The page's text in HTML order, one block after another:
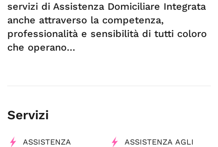
servizi di Assistenza Domiciliare Integrata
anche attraverso la competenza,
professionalità e sensibilità di tutti coloro
che operano…
Servizi
ASSISTENZA
ASSISTENZA AGLI